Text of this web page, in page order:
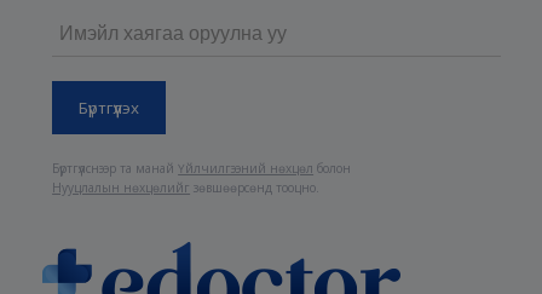
Бүртгүүлснээр та манайҮйлчилгээний нөхцөл болон
Нууцлалын нөхцөлийг зөвшөөрсөнд тооцно.